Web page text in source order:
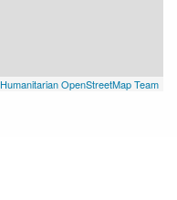
Humanitarian OpenStreetMap Team